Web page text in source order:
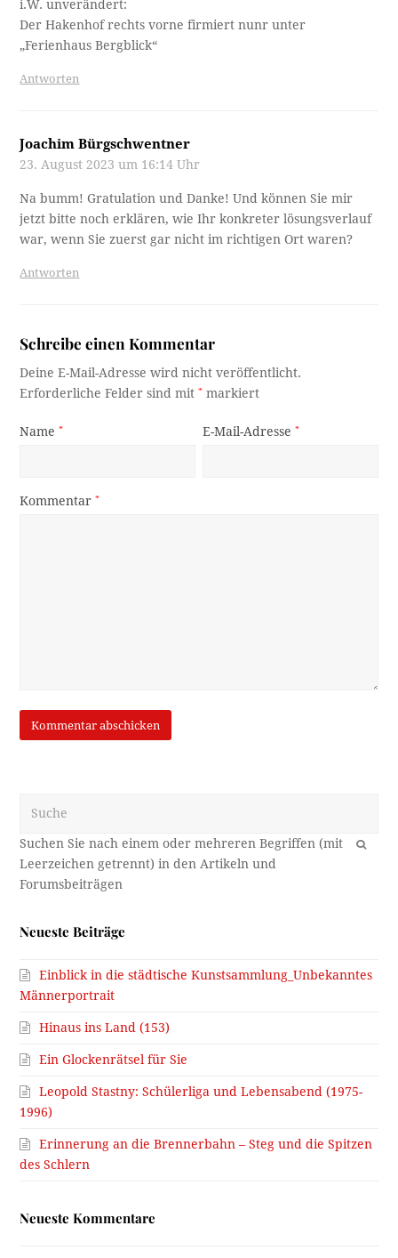
i.W. unverändert:
Der Hakenhof rechts vorne firmiert nunr unter
„Ferienhaus Bergblick“
Antworten
Joachim Bürgschwentner
23. August 2023 um 16:14 Uhr
Na bumm! Gratulation und Danke! Und können Sie mir
jetzt bitte noch erklären, wie Ihr konkreter lösungsverlauf
war, wenn Sie zuerst gar nicht im richtigen Ort waren?
Antworten
Schreibe einen Kommentar
Deine E-Mail-Adresse wird nicht veröffentlicht.
Erforderliche Felder sind mit* markiert
Name* E-Mail-Adresse*
Kommentar*
OK
Neueste Beiträge
Einblick in die städtische Kunstsammlung_Unbekanntes
Männerportrait
Hinaus ins Land (153)
Ein Glockenrätsel für Sie
Leopold Stastny: Schülerliga und Lebensabend (1975-
1996)
Erinnerung an die Brennerbahn – Steg und die Spitzen
des Schlern
Neueste Kommentare